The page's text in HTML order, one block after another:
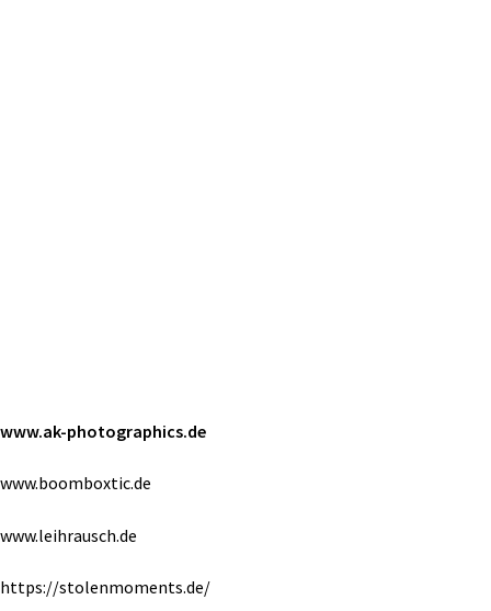
www.ak-photographics.de
www.boomboxtic.de
www.leihrausch.de
https://stolenmoments.de/